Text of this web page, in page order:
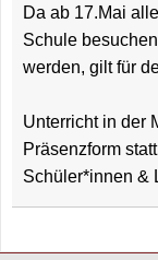
Da ab 17.Mai
Schule
werden, gilt für
Unterricht in der
Präsenzform
Schüler*innen &